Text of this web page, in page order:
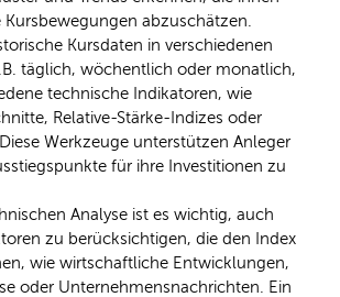
abzuschätzen.
Kursdaten in verschiedenen
täglich, wöchentlich oder monatlich,
technische Indikatoren, wie
Relative-Stärke-Indizes oder
Werkzeuge unterstützen Anleger
für ihre Investitionen zu
Analyse ist es wichtig, auch
zu berücksichtigen, die den Index
wie wirtschaftliche Entwicklungen,
oder Unternehmensnachrichten. Ein